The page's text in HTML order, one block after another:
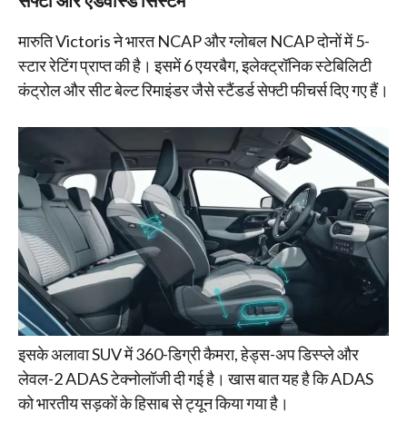
मारुति Victoris ने भारत NCAP और ग्लोबल NCAP दोनों में 5-
स्टार रेटिंग प्राप्त की है। इसमें 6 एयरबैग, इलेक्ट्रॉनिक स्टेबिलिटी
कंट्रोल और सीट बेल्ट रिमाइंडर जैसे स्टैंडर्ड सेफ्टी फीचर्स दिए गए हैं।
इसके अलावा SUV में 360-डिग्री कैमरा, हेड्स-अप डिस्प्ले और
लेवल-2 ADAS टेक्नोलॉजी दी गई है। खास बात यह है कि ADAS
को भारतीय सड़कों के हिसाब से ट्यून किया गया है।